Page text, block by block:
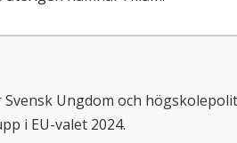
Ungdom och
i EU-valet 2024.